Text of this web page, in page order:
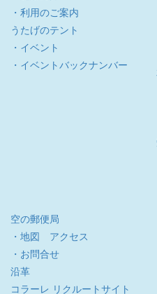
・利用のご案内
うたげのテント
・イベント
・イベントバックナンバー
空の郵便局
・地図 アクセス
・お問合せ
沿革
コラーレ リクルートサイト